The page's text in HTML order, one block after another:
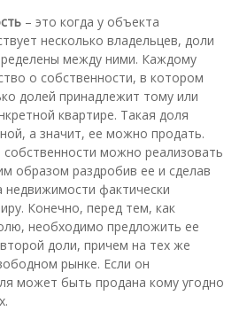
– это когда у объекта
несколько владельцев, доли
между ними. Каждому
о собственности, в котором
долей принадлежит тому или
квартире. Такая доля
а значит, ее можно продать.
можно реализовать
образом раздробив ее и сделав
недвижимости фактически
Конечно, перед тем, как
необходимо предложить ее
доли, причем на тех же
рынке. Если он
может быть продана кому угодно